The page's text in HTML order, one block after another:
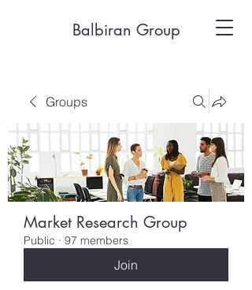
Balbiran Group
Groups
Market Research Group
Public · 97 members
Join